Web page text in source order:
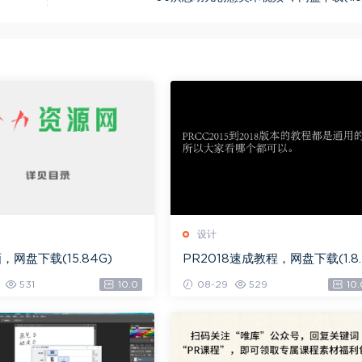
网盘下载(15.84G)
531 10.0
设计
PR2018速成教程，网盘下载
08-29 529